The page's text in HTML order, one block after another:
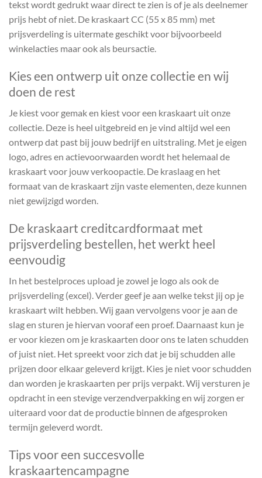
tekst wordt gedrukt waar direct te zien is of je als deelnemer
prijs hebt of niet. De kraskaart CC (55 x 85 mm) met
prijsverdeling is uitermate geschikt voor bijvoorbeeld
winkelacties maar ook als beursactie.
Kies een ontwerp uit onze collectie en wij
doen de rest
Je kiest voor gemak en kiest voor een kraskaart uit onze
collectie. Deze is heel uitgebreid en je vind altijd wel een
ontwerp dat past bij jouw bedrijf en uitstraling. Met je eigen
logo, adres en actievoorwaarden wordt het helemaal de
kraskaart voor jouw verkoopactie. De kraslaag en het
formaat van de kraskaart zijn vaste elementen, deze kunnen
niet gewijzigd worden.
De kraskaart creditcardformaat met
prijsverdeling bestellen, het werkt heel
eenvoudig
In het bestelproces upload je zowel je logo als ook de
prijsverdeling (excel). Verder geef je aan welke tekst jij op je
kraskaart wilt hebben. Wij gaan vervolgens voor je aan de
slag en sturen je hiervan vooraf een proef. Daarnaast kun je
er voor kiezen om je kraskaarten door ons te laten schudden
of juist niet. Het spreekt voor zich dat je bij schudden alle
prijzen door elkaar geleverd krijgt. Kies je niet voor schudden
dan worden je kraskaarten per prijs verpakt. Wij versturen je
opdracht in een stevige verzendverpakking en wij zorgen er
uiteraard voor dat de productie binnen de afgesproken
termijn geleverd wordt.
Tips voor een succesvolle
kraskaartencampagne